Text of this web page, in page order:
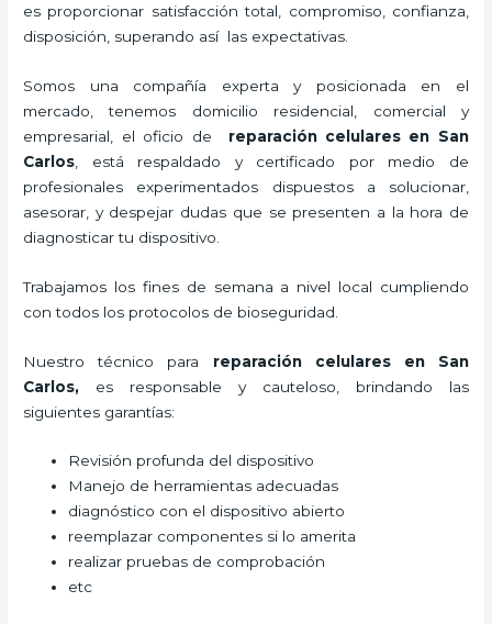
es proporcionar satisfacción total, compromiso, confianza,
disposición, superando así las expectativas.
Somos una compañía experta y posicionada en el
mercado, tenemos domicilio residencial, comercial y
empresarial, el oficio de reparación celulares en San
Carlos , está respaldado y certificado por medio de
profesionales experimentados dispuestos a solucionar,
asesorar, y despejar dudas que se presenten a la hora de
diagnosticar tu dispositivo.
Trabajamos los fines de semana a nivel local cumpliendo
con todos los protocolos de bioseguridad.
Nuestro técnico para reparación celulares
en San
Carlos, es responsable y cauteloso, brindando las
siguientes garantías:
Revisión profunda del dispositivo
Manejo de herramientas adecuadas
diagnóstico con el dispositivo abierto
reemplazar componentes si lo amerita
realizar pruebas de comprobación
etc